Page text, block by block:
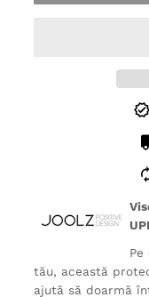
tău, această
ajută să doarmă